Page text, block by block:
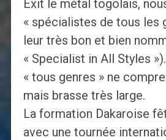
Exit le métal togolais,
« spécialistes de tous les
leur très bon et bien
« Specialist in All Styles
« tous genres » ne
mais brasse très large.
La formation Dakaroise
avec une tournée